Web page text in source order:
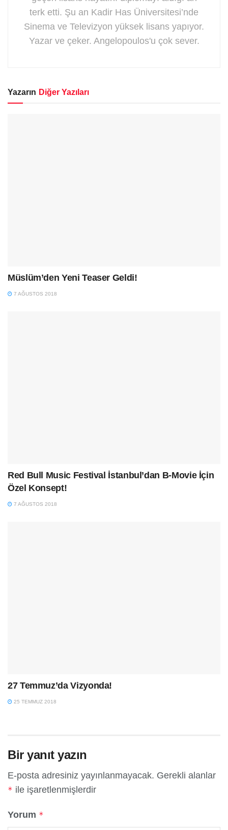
terk etti. Şu an Kadir Has Üniversitesi’nde
Sinema ve Televizyon yüksek lisans yapıyor.
Yazar ve çeker. Angelopoulos'u çok sever.
Yazarın Diğer Yazıları
Müslüm’den Yeni Teaser Geldi!
7 AĞUSTOS 2018
Red Bull Music Festival İstanbul’dan B-Movie İçin
Özel Konsept!
7 AĞUSTOS 2018
27 Temmuz’da Vizyonda!
25 TEMMUZ 2018
Bir yanıt yazın
E-posta adresiniz yayınlanmayacak. Gerekli alanlar
* ile işaretlenmişlerdir
Yorum *